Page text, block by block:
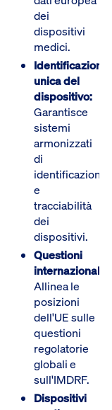
dei
dispositivi
medici.
Identificazione
unica del
dispositivo:
Garantisce
sistemi
armonizzati
di
identificazione
e
tracciabilità
dei
dispositivi.
Questioni
internazionali:
Allinea le
posizioni
dell'UE sulle
questioni
regolatorie
globali e
sull'IMDRF.
Dispositivi